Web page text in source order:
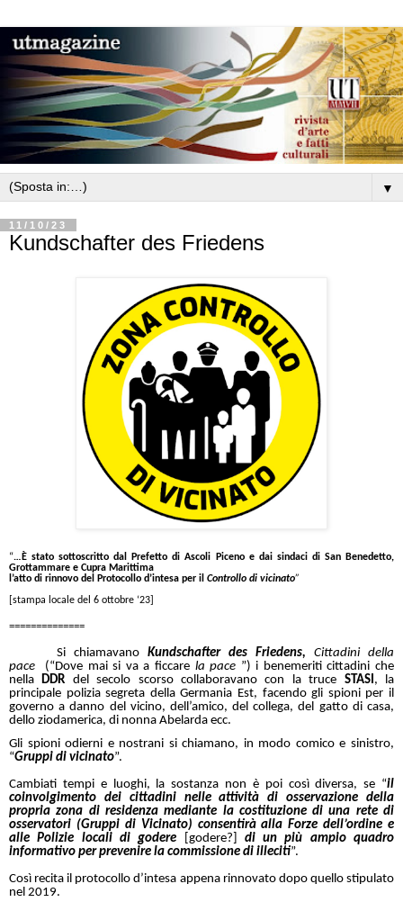
▼
11/10/23
Kundschafter des Friedens
“…È stato sottoscritto dal Prefetto di Ascoli Piceno e dai sindaci di San Benedetto,
Grottammare e Cupra Marittima
l’atto di rinnovo del Protocollo d’intesa per il Controllo di vicinato”
[stampa locale del 6 ottobre ‘23]
==============
Si chiamavano Kundschafter des Friedens,
Cittadini della
pace
(“Dove mai si va a ficcare la pace ”) i benemeriti cittadini che
nella DDR del secolo scorso collaboravano con la truce STASI, la
principale polizia segreta della Germania Est, facendo gli spioni per il
governo a danno del vicino, dell’amico, del collega, del gatto di casa,
dello ziodamerica, di nonna Abelarda ecc.
Gli spioni odierni e nostrani si chiamano, in modo comico e sinistro,
“Gruppi di vicinato”.
Cambiati tempi e luoghi, la sostanza non è poi così diversa, se “il
coinvolgimento dei cittadini nelle attività di osservazione della
propria zona di residenza mediante la costituzione di una rete di
osservatori (Gruppi di Vicinato) consentirà alla Forze dell’ordine e
alle Polizie locali di godere
[godere?]
di un più ampio quadro
informativo per prevenire la commissione di illeciti”.
Così recita il protocollo d’intesa appena rinnovato dopo quello stipulato
nel 2019.